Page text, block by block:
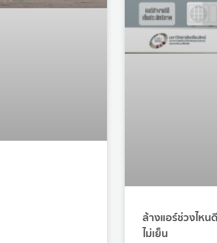
ล้างแอร์ช่วงไหน
ไม่เย็น